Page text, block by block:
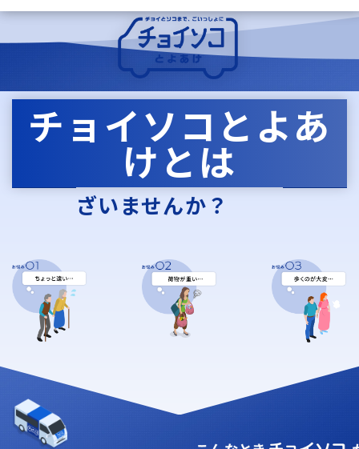
チョイソコとよあ
けとは
こんなお悩 みはご
ざいませんか？